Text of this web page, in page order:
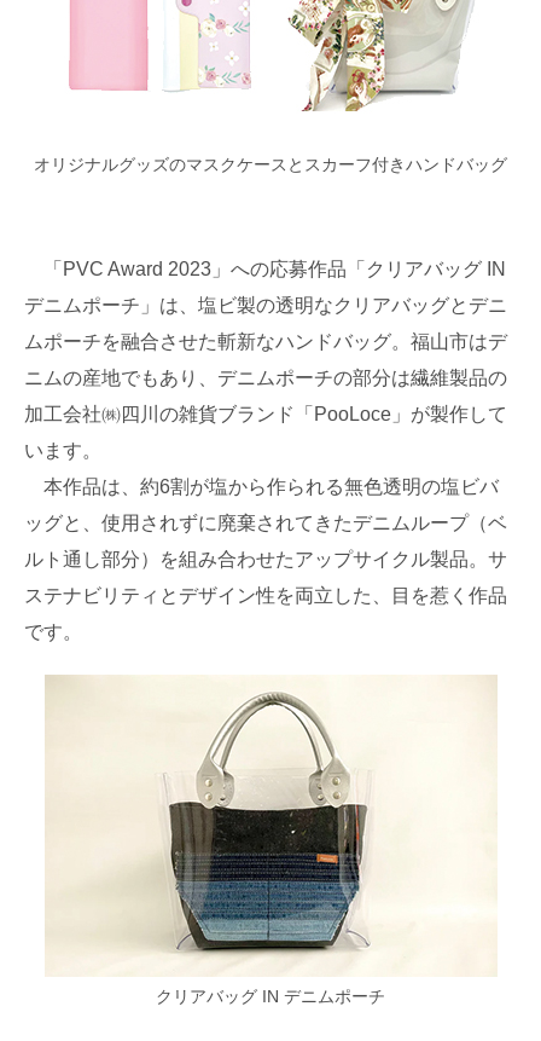
オリジナルグッズのマスクケースとスカーフ付きハンドバッグ
「PVC Award 2023」への応募作品「クリアバッグ IN
デニムポーチ」は、塩ビ製の透明なクリアバッグとデニ
ムポーチを融合させた斬新なハンドバッグ。福山市はデ
ニムの産地でもあり、デニムポーチの部分は繊維製品の
加工会社㈱四川の雑貨ブランド「PooLoce」が製作して
います。
本作品は、約6割が塩から作られる無色透明の塩ビバ
ッグと、使用されずに廃棄されてきたデニムループ（ベ
ルト通し部分）を組み合わせたアップサイクル製品。サ
ステナビリティとデザイン性を両立した、目を惹く作品
です。
クリアバッグ IN デニムポーチ